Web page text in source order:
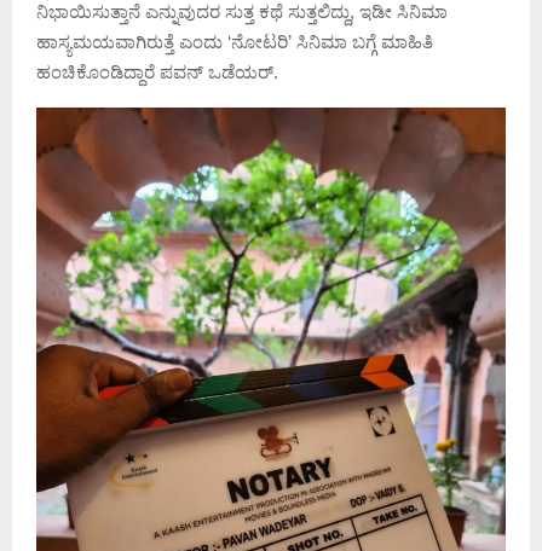
ನಿಭಾಯಿಸುತ್ತಾನೆ ಎನ್ನುವುದರ ಸುತ್ತ ಕಥೆ ಸುತ್ತಲಿದ್ದು, ಇಡೀ ಸಿನಿಮಾ
ಹಾಸ್ಯಮಯವಾಗಿರುತ್ತೆ ಎಂದು ‘ನೋಟರಿ’ ಸಿನಿಮಾ ಬಗ್ಗೆ ಮಾಹಿತಿ
ಹಂಚಿಕೊಂಡಿದ್ದಾರೆ ಪವನ್ ಒಡೆಯರ್.